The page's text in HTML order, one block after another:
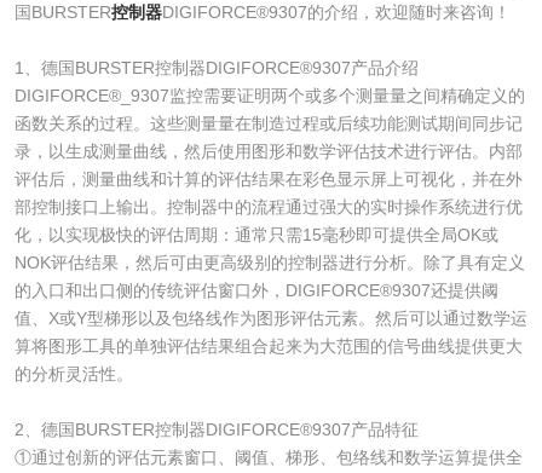
国BURSTER控制器DIGIFORCE®9307的介绍，欢迎随时来咨询！
1、德国BURSTER控制器DIGIFORCE®9307产品介绍
DIGIFORCE®_9307监控需要证明两个或多个测量量之间精确定义的
函数关系的过程。这些测量量在制造过程或后续功能测试期间同步记
录，以生成测量曲线，然后使用图形和数学评估技术进行评估。内部
评估后，测量曲线和计算的评估结果在彩色显示屏上可视化，并在外
部控制接口上输出。控制器中的流程通过强大的实时操作系统进行优
化，以实现极快的评估周期：通常只需15毫秒即可提供全局OK或
NOK评估结果，然后可由更高级别的控制器进行分析。除了具有定义
的入口和出口侧的传统评估窗口外，DIGIFORCE®9307还提供阈
值、X或Y型梯形以及包络线作为图形评估元素。然后可以通过数学运
算将图形工具的单独评估结果组合起来为大范围的信号曲线提供更大
的分析灵活性。
2、德国BURSTER控制器DIGIFORCE®9307产品特征
①通过创新的评估元素窗口、阈值、梯形、包络线和数学运算提供全